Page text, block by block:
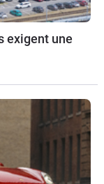
exigent une